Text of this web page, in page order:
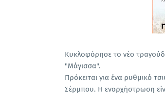
Κυκλοφόρησε το νέο τραγούδι
"Μάγισσα".
Πρόκειται για ένα ρυθμικό
Σέρμπου. Η ενορχήστρωση